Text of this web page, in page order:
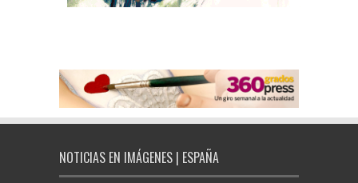
NOTICIAS EN IMÁGENES | ESPAÑA